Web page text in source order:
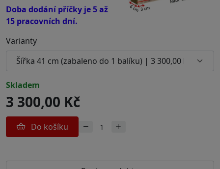
Doba dodání příčky je 5 až
15 pracovních dní.
Varianty
skladem
3 300,00 Kč
Do košíku